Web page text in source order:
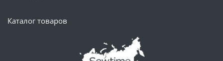
Каталог товаров